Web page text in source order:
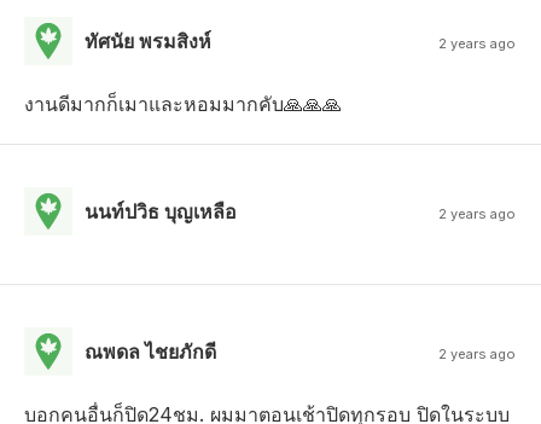
ทัศนัย พรมสิงห์ 2 years ago
งานดีมากก็เมาและหอมมากคับ🙏🙏🙏
นนท์ปวิธ บุญเหลือ 2 years ago
ณพดล ไชยภักดี 2 years ago
บอกคนอื่นก็ปิด24ชม. ผมมาตอนเช้าปิดทุกรอบ ปิดในระบบ